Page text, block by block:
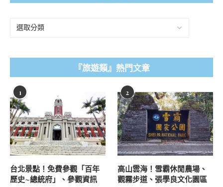
『旅遊類』熱門文章
1
台北景點！免費參觀「百年
歷史~總統府」、參觀資訊
2
高山雲海！雪霸休閒農場、
觀霧步道、張學良文化園區